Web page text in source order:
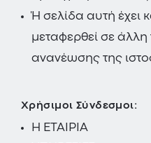
Ή σελίδα αυτή έχει
μεταφερθεί σε
ανανέωσης της
Χρήσιμοι Σύνδεσμοι:
Η ΕΤΑΙΡΙΑ